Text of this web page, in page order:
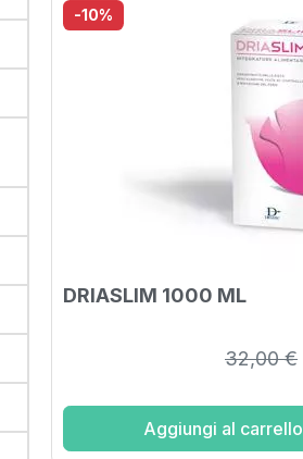
-10%
DRIASLIM 1000 ML
32,00 €
Aggiungi al carrello